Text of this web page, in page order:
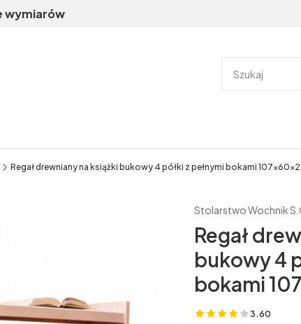
wymiarów
Regał drewniany na książki bukowy 4 półki z pełnymi bokami
Stolarstwo Wochnik
Regał
bukowy 4
bokami
3.60
(Oceny: 5